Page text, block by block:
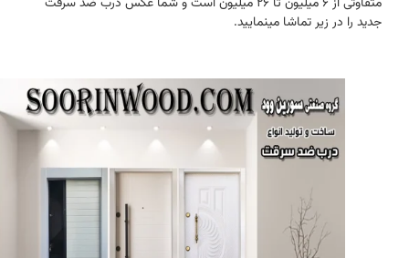
جدید را در زیر تماشا مینمایید.